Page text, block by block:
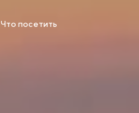
Что посетить